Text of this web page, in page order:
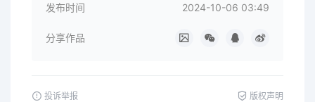
发布时间 2024-10-06 03:49
分享作品
投诉举报 版权声明